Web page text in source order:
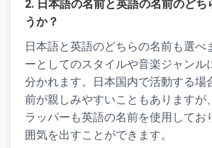
2. 日本語の名前と英語の名前のどち
うか？
日本語と英語のどちらの名前も選べ
ーとしてのスタイルや音楽ジャンル
分かれます。日本国内で活動する場
前が親しみやすいこともありますが
ラッパーも英語の名前を使用してお
囲気を出すことができます。